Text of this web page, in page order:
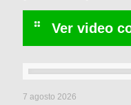
7 agosto 2026